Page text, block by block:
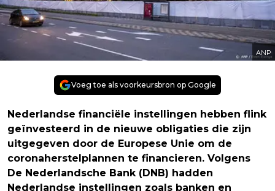
ANP
Voeg toe als voorkeursbron op Google
Nederlandse financiële instellingen hebben flink
geïnvesteerd in de nieuwe obligaties die zijn
uitgegeven door de Europese Unie om de
coronaherstelplannen te financieren. Volgens
De Nederlandsche Bank (DNB) hadden
Nederlandse instellingen zoals banken en